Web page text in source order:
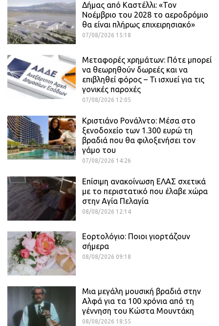
Δήμας από Καστέλλι: «Τον
Νοέμβριο του 2028 το αεροδρόμιο
θα είναι πλήρως επιχειρησιακό»
07/08/2026 15:18
Μεταφορές χρημάτων: Πότε μπορεί
να θεωρηθούν δωρεές και να
επιβληθεί φόρος – Τι ισχυεί για τις
γονικές παροχές
07/08/2026 12:05
Κριστιάνο Ρονάλντο: Μέσα στο
ξενοδοχείο των 1.300 ευρώ τη
βραδιά που θα φιλοξενήσει τον
γάμο του
07/08/2026 14:26
Επίσιμη ανακοίνωση ΕΛΑΣ σχετικά
με το περιστατικό που έλαβε χώρα
στην Αγία Πελαγία
08/08/2026 12:14
Εορτολόγιο: Ποιοι γιορτάζουν
σήμερα
08/08/2026 09:18
Μια μεγάλη μουσική βραδιά στην
Αλφά για τα 100 χρόνια από τη
γέννηση του Κώστα Μουντάκη
08/08/2026 18:55